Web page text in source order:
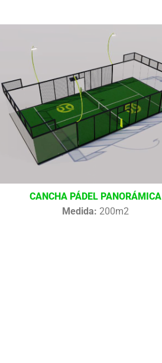
CANCHA PÁDEL PANORÁMICA
Medida: 200m2